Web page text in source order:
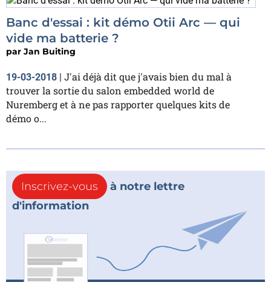
Banc d'essai : kit démo Otii Arc — qui
vide ma batterie ?
par Jan Buiting
19-03-2018 | J'ai déjà dit que j'avais bien du mal à
trouver la sortie du salon embedded world de
Nuremberg et à ne pas rapporter quelques kits de
démo o...
Inscrivez-vous
à notre lettre
d'information